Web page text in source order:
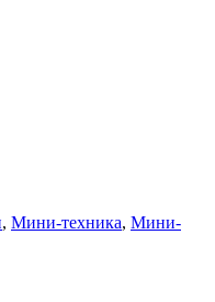
, Мини-техника, Мини-